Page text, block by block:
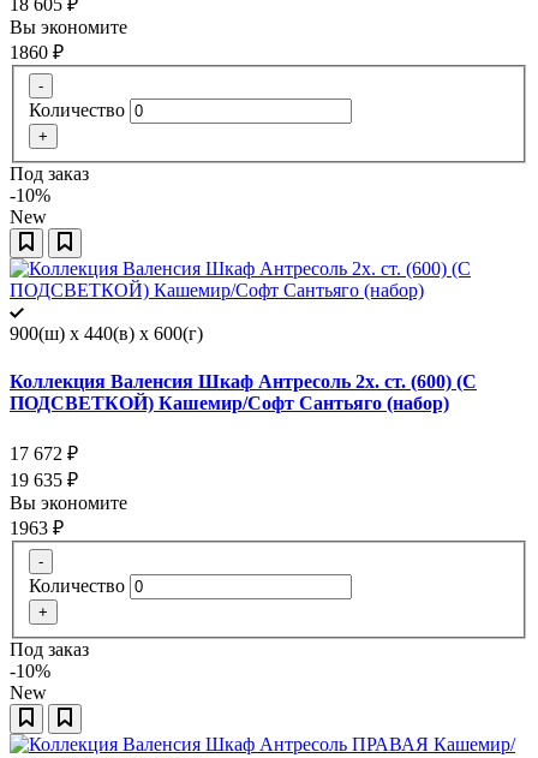
Вы экономите
1860 ₽
-
Количество
+
Под заказ
-10%
New
900(ш) x 440(в) x 600(г)
Коллекция Валенсия Шкаф Антресоль 2х. ст. (600) (С
ПОДСВЕТКОЙ) Кашемир/Софт Сантьяго (набор)
17 672 ₽
19 635 ₽
Вы экономите
1963 ₽
-
Количество
+
Под заказ
-10%
New